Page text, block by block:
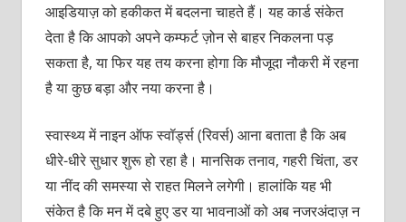
आइडियाज़ को हकीकत में बदलना चाहते हैं। यह कार्ड संकेत
देता है कि आपको अपने कम्फर्ट ज़ोन से बाहर निकलना पड़
सकता है, या फिर यह तय करना होगा कि मौजूदा नौकरी में रहना
है या कुछ बड़ा और नया करना है।
स्वास्थ्य में नाइन ऑफ स्वॉर्ड्स (रिवर्स) आना बताता है कि अब
धीरे-धीरे सुधार शुरू हो रहा है। मानसिक तनाव, गहरी चिंता, डर
या नींद की समस्या से राहत मिलने लगेगी। हालांकि यह भी
संकेत है कि मन में दबे हुए डर या भावनाओं को अब नजरअंदाज़ न